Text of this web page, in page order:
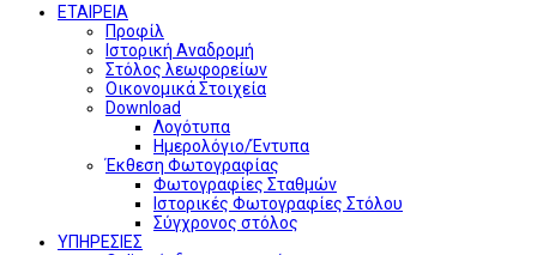
ΕΤΑΙΡΕΙΑ
Προφίλ
Ιστορική Αναδρομή
Στόλος λεωφορείων
Οικονομικά Στοιχεία
Download
Λογότυπα
Ημερολόγιο/Έντυπα
Έκθεση Φωτογραφίας
Φωτογραφίες Σταθμών
Ιστορικές Φωτογραφίες Στόλου
Σύγχρονος στόλος
ΥΠΗΡΕΣΙΕΣ